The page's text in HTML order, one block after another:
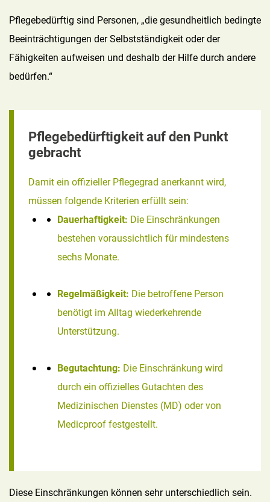
Pflegebedürftig sind Personen, „die gesundheitlich bedingte
Beeinträchtigungen der Selbstständigkeit oder der
Fähigkeiten aufweisen und deshalb der Hilfe durch andere
bedürfen.“
Pflegebedürftigkeit auf den Punkt
gebracht
Damit ein offizieller Pflegegrad anerkannt wird,
müssen folgende Kriterien erfüllt sein:
Dauerhaftigkeit: Die Einschränkungen
bestehen voraussichtlich für mindestens
sechs Monate.
Regelmäßigkeit: Die betroffene Person
benötigt im Alltag wiederkehrende
Unterstützung.
Begutachtung: Die Einschränkung wird
durch ein offizielles Gutachten des
Medizinischen Dienstes (MD) oder von
Medicproof festgestellt.
Diese Einschränkungen können sehr unterschiedlich sein.